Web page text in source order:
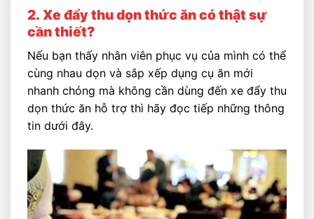
2. Xe đẩy thu dọn thức ăn có thật sự
cần thiết?
Nếu bạn thấy nhân viên phục vụ của mình có thể
cùng nhau dọn và sắp xếp dụng cụ ăn mới
nhanh chóng mà không cần dùng đến xe đẩy thu
dọn thức ăn hỗ trợ thì hãy đọc tiếp những thông
tin dưới đây.